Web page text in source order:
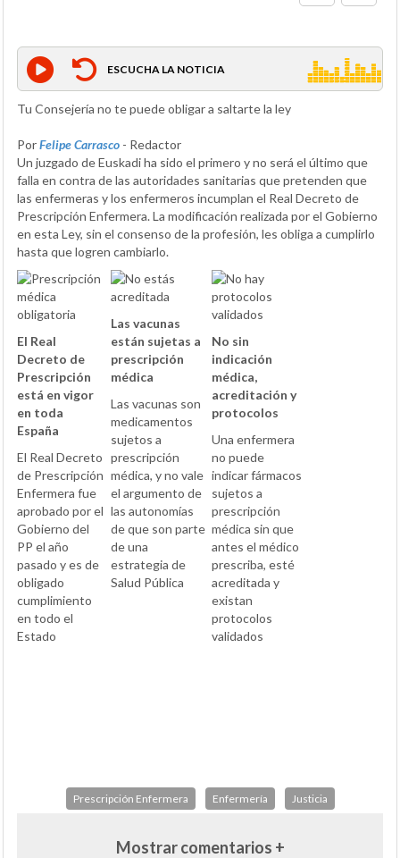
ESCUCHA LA NOTICIA
Tu Consejería no te puede obligar a saltarte la ley
PorFelipe Carrasco - Redactor
Un juzgado de Euskadi ha sido el primero y no será el último que
falla en contra de las autoridades sanitarias que pretenden que
las enfermeras y los enfermeros incumplan el Real Decreto de
Prescripción Enfermera. La modificación realizada por el Gobierno
en esta Ley, sin el consenso de la profesión, les obliga a cumplirlo
hasta que logren cambiarlo.
El Real
Decreto de
Prescripción
está en vigor
en toda
España
El Real Decreto
de Prescripción
Enfermera fue
aprobado por el
Gobierno del
PP el año
pasado y es de
obligado
cumplimiento
en todo el
Estado
Las vacunas
están sujetas a
prescripción
médica
Las vacunas son
medicamentos
sujetos a
prescripción
médica, y no vale
el argumento de
las autonomías
de que son parte
de una
estrategia de
Salud Pública
No sin
indicación
médica,
acreditación y
protocolos
Una enfermera
no puede
indicar fármacos
sujetos a
prescripción
médica sin que
antes el médico
prescriba, esté
acreditada y
existan
protocolos
validados
Prescripción Enfermera Enfermería Justicia
Mostrar comentarios +